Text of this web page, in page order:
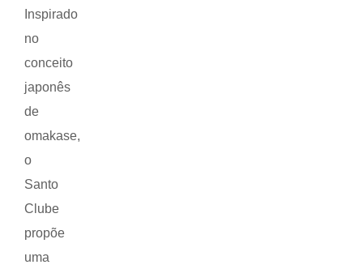
Inspirado
no
conceito
japonês
de
omakase,
o
Santo
Clube
propõe
uma